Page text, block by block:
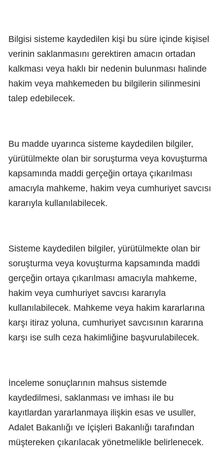
Bilgisi sisteme kaydedilen kişi bu süre içinde kişisel
verinin saklanmasını gerektiren amacın ortadan
kalkması veya haklı bir nedenin bulunması halinde
hakim veya mahkemeden bu bilgilerin silinmesini
talep edebilecek.
Bu madde uyarınca sisteme kaydedilen bilgiler,
yürütülmekte olan bir soruşturma veya kovuşturma
kapsamında maddi gerçeğin ortaya çıkarılması
amacıyla mahkeme, hakim veya cumhuriyet savcısı
kararıyla kullanılabilecek.
Sisteme kaydedilen bilgiler, yürütülmekte olan bir
soruşturma veya kovuşturma kapsamında maddi
gerçeğin ortaya çıkarılması amacıyla mahkeme,
hakim veya cumhuriyet savcısı kararıyla
kullanılabilecek. Mahkeme veya hakim kararlarına
karşı itiraz yoluna, cumhuriyet savcısının kararına
karşı ise sulh ceza hakimliğine başvurulabilecek.
İnceleme sonuçlarının mahsus sistemde
kaydedilmesi, saklanması ve imhası ile bu
kayıtlardan yararlanmaya ilişkin esas ve usuller,
Adalet Bakanlığı ve İçişleri Bakanlığı tarafından
müştereken çıkarılacak yönetmelikle belirlenecek.